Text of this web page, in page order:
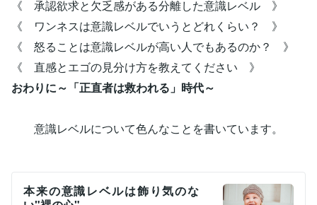
《 承認欲求と欠乏感がある分離した意識レベル 》
《 ワンネスは意識レベルでいうとどれくらい？ 》
《 怒ることは意識レベルが高い人でもあるのか？ 》
《 直感とエゴの見分け方を教えてください 》
おわりに～「正直者は救われる」時代～
意識レベルについて色んなことを書いています。
本来の意識レベルは飾り気のな